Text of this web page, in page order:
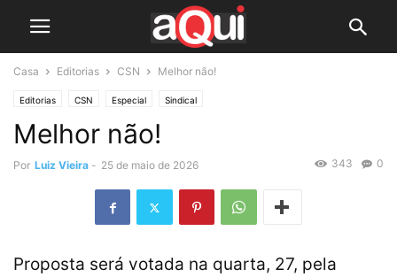
Casa Editorias CSN Melhor não!
Editorias CSN Especial Sindical
Melhor não!
Por Luiz Vieira - 25 de maio de 2026 0
343
Proposta será votada na quarta, 27, pela